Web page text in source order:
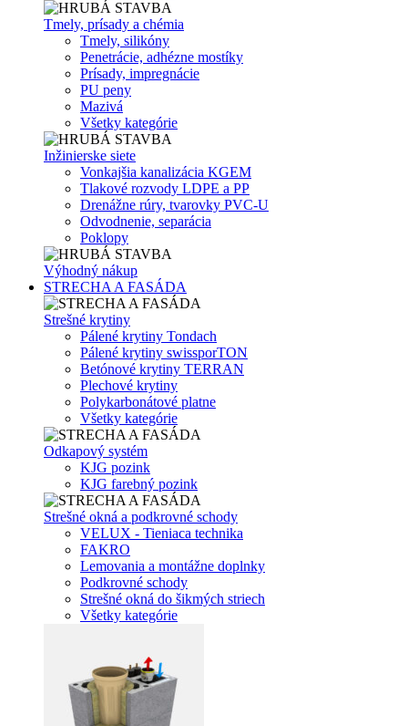
Tmely, prísady a chémia
Tmely, silikóny
Penetrácie, adhézne mostíky
Prísady, impregnácie
PU peny
Mazivá
Všetky kategórie
Inžinierske siete
Vonkajšia kanalizácia KGEM
Tlakové rozvody LDPE a PP
Drenážne rúry, tvarovky PVC-U
Odvodnenie, separácia
Poklopy
Výhodný nákup
STRECHA A FASÁDA
Strešné krytiny
Pálené krytiny Tondach
Pálené krytiny swissporTON
Betónové krytiny TERRAN
Plechové krytiny
Polykarbonátové platne
Všetky kategórie
Odkapový systém
KJG pozink
KJG farebný pozink
Strešné okná a podkrovné schody
VELUX - Tieniaca technika
FAKRO
Lemovania a montážne doplnky
Podkrovné schody
Strešné okná do šikmých striech
Všetky kategórie